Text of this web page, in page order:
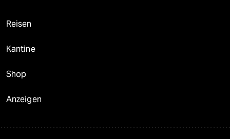
Reisen
Kantine
Shop
Anzeigen